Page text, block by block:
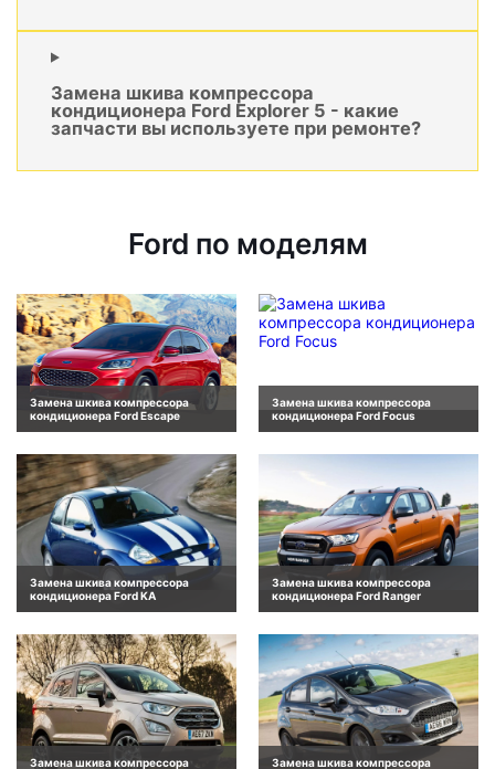
Замена шкива компрессора
кондиционера Ford Explorer 5 - какие
запчасти вы используете при ремонте?
Ford по моделям
Замена шкива компрессора
кондиционера Ford Escape
Замена шкива компрессора
кондиционера Ford Focus
Замена шкива компрессора
кондиционера Ford KA
Замена шкива компрессора
кондиционера Ford Ranger
Замена шкива компрессора
Замена шкива компрессора